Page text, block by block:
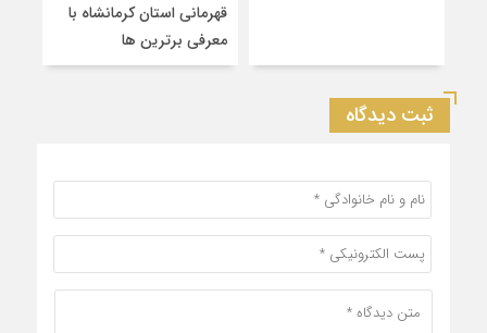
قهرمانی استان کرمانشاه با
معرفی برترین‌ ها
ثبت دیدگاه